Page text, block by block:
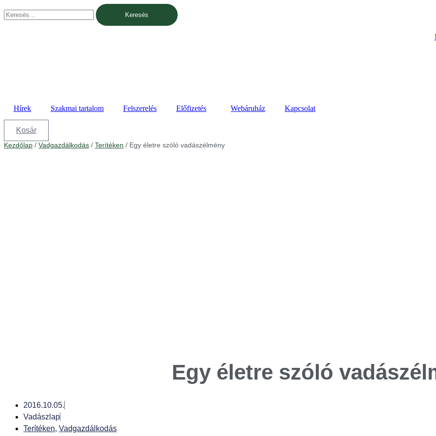
a
Hírek Szakmai tartalom Felszerelés Előfizetés Webáruház Kapcsolat
Kosár
Kezdőlap / Vadgazdálkodás / Terítéken / Egy életre szóló vadászélmény
Egy életre szóló
2016.10.05.
Vadászlap
Terítéken, Vadgazdálkodás